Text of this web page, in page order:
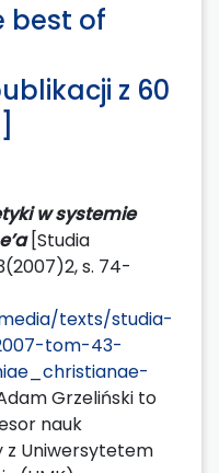
best of
z 60
w systemie
[Studia
s. 74-
texts/studia-
tom-43-
Grzeliński to
nauk
z Uniwersytetem